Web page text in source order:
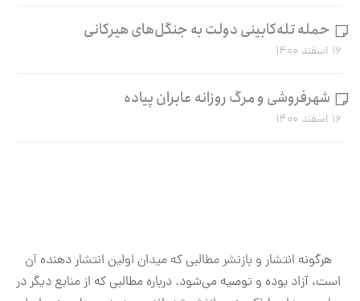
حمله تله‌کابینی دولت به جنگل‌های هیرکانی
۱۶ اسفند ۱۴۰۰
شهرفروشی و مرگ روزانه عابران پیاده
۱۶ اسفند ۱۴۰۰
هرگونه انتشار و بازنشر مطالبی که میدان اولین انتشار دهنده آن
است، آزاد بوده و توصیه می‌شود. درباره مطالبی که از منابع دیگر در